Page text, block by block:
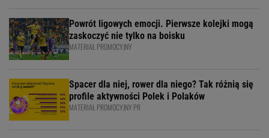
Powrót ligowych emocji. Pierwsze kolejki mogą
zaskoczyć nie tylko na boisku
MATERIAŁ PROMOCYJNY
Spacer dla niej, rower dla niego? Tak różnią się
profile aktywności Polek i Polaków
MATERIAŁ PROMOCYJNY PR